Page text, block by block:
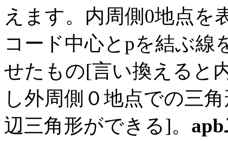
えます。内周側0地点を
コード中心とpを結ぶ線
せたもの[言い換えると
し外周側０地点での三
辺三角形ができる]。